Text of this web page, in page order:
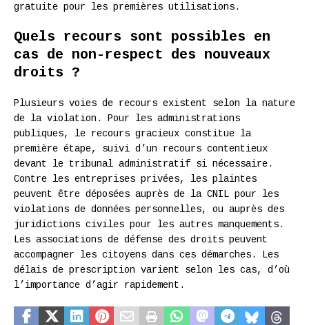
gratuite pour les premières utilisations.
Quels recours sont possibles en
cas de non-respect des nouveaux
droits ?
Plusieurs voies de recours existent selon la nature
de la violation. Pour les administrations
publiques, le recours gracieux constitue la
première étape, suivi d’un recours contentieux
devant le tribunal administratif si nécessaire.
Contre les entreprises privées, les plaintes
peuvent être déposées auprès de la CNIL pour les
violations de données personnelles, ou auprès des
juridictions civiles pour les autres manquements.
Les associations de défense des droits peuvent
accompagner les citoyens dans ces démarches. Les
délais de prescription varient selon les cas, d’où
l’importance d’agir rapidement.